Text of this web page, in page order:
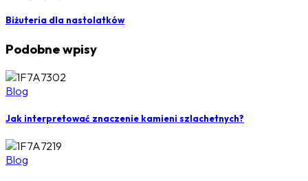
Biżuteria dla nastolatków
Podobne wpisy
Blog
Jak interpretować znaczenie kamieni szlachetnych?
Blog